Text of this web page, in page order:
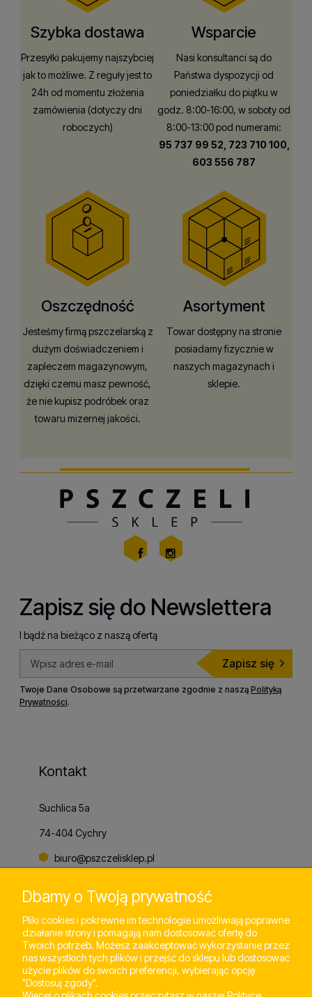
Szybka dostawa
Przesyłki pakujemy najszybciej
jak to możliwe. Z reguły jest to
24h od momentu złożenia
zamówienia (dotyczy dni
roboczych)
Wsparcie
Nasi konsultanci są do
Państwa dyspozycji od
poniedziałku do piątku w
godz. 8:00-16:00, w soboty od
8:00-13:00 pod numerami:
95 737 99 52, 723 710 100,
603 556 787
Oszczędność
Jesteśmy firmą pszczelarską z
dużym doświadczeniem i
zapleczem magazynowym,
dzięki czemu masz pewność,
że nie kupisz podróbek oraz
towaru mizernej jakości.
Asortyment
Towar dostępny na stronie
posiadamy fizycznie w
naszych magazynach i
sklepie.
Zapisz się do Newslettera
I bądź na bieżąco z naszą ofertą
Zapisz się
Twoje Dane Osobowe są przetwarzane zgodnie z naszą Polityką
Prywatności.
Kontakt
Suchlica 5a
74-404 Cychry
biuro@pszczelisklep.pl
Pomoc
Moje konto
Dbamy o Twoją prywatność
Pliki cookies i pokrewne im technologie umożliwiają poprawne
działanie strony i pomagają nam dostosować ofertę do
Twoich potrzeb. Możesz zaakceptować wykorzystanie przez
nas wszystkich tych plików i przejść do sklepu lub dostosować
użycie plików do swoich preferencji, wybierając opcję
"Dostosuj zgody".